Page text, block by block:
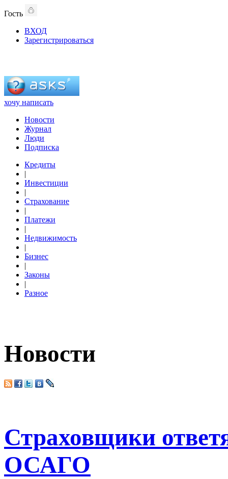
Гость
ВХОД
Зарегистрироваться
хочу написать
Новости
Журнал
Люди
Подписка
Кредиты
|
Инвестиции
|
Страхование
|
Платежи
|
Недвижимость
|
Бизнес
|
Законы
|
Разное
Новости
Страховщики
ОСАГО